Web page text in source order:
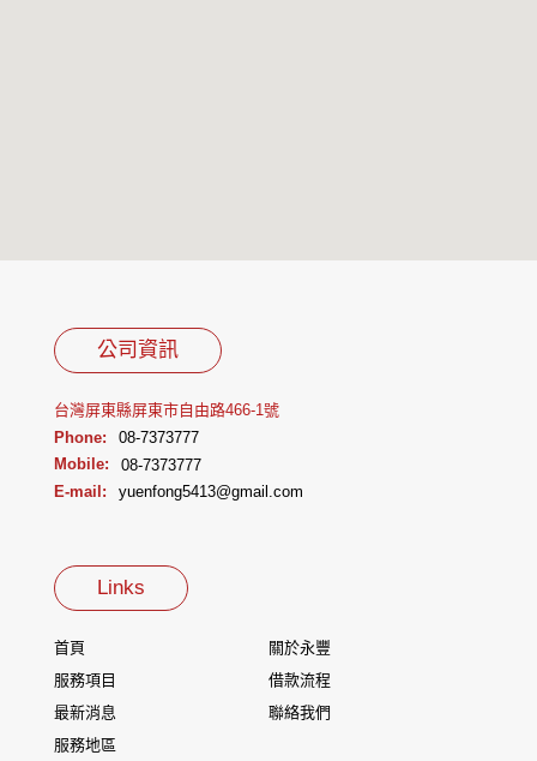
公司資訊
台灣屏東縣屏東市自由路466-1號
Phone:
08-7373777
Mobile:
08-7373777
E-mail:
yuenfong5413@gmail.com
Links
首頁
關於永豐
服務項目
借款流程
最新消息
聯絡我們
服務地區